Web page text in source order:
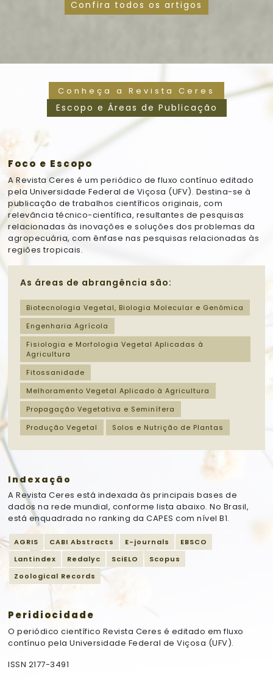
Confira todos os artigos
Conheça a Revista Ceres
Escopo e Áreas de Publicação
Foco e Escopo
ARevista Ceresé um periódico de fluxo contínuo editado
pela Universidade Federal de Viçosa (UFV). Destina-se à
publicação de trabalhos científicos originais, com
relevância técnico-científica, resultantes de pesquisas
relacionadas às inovações e soluções dos problemas da
agropecuária, com ênfase nas pesquisas relacionadas às
regiões tropicais.
As áreas de abrangência são:
Biotecnologia Vegetal, Biologia Molecular e Genômica
Engenharia Agrícola
Fisiologia e Morfologia Vegetal Aplicadas à
Agricultura
Fitossanidade
Melhoramento Vegetal Aplicado à Agricultura
Propagação Vegetativa e Seminífera
Produção Vegetal
Solos e Nutrição de Plantas
Indexação
A Revista Ceres está indexada às principais bases de
dados na rede mundial, conforme lista abaixo. No Brasil,
está enquadrada no ranking da CAPES com nível B1.
AGRIS CABI Abstracts E-journals
EBSCO
Lantindex
Redalyc SciELO
Scopus
Zoological Records
Peridiocidade
O periódico científico Revista Ceres é editado em fluxo
contínuo pela Universidade Federal de Viçosa (UFV).
ISSN 2177-3491